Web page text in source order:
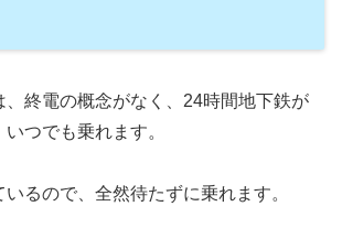
、終電の概念がなく、24時間地下鉄が
つでも乗れます。
るので、全然待たずに乗れます。